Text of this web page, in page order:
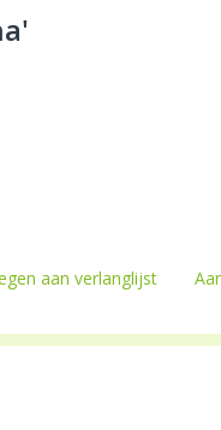
aan verlanglijst